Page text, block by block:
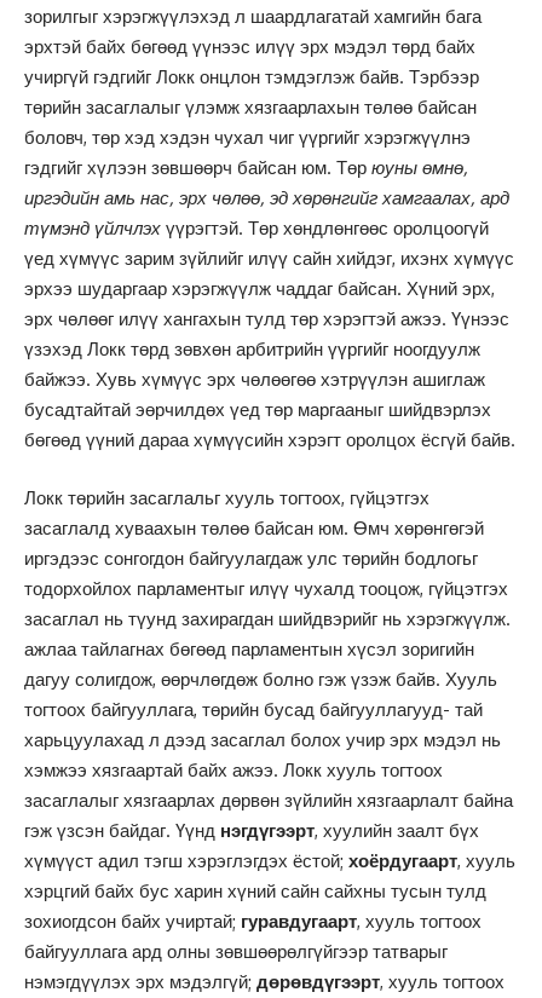
зорилгыг хэрэгжүүлэхэд л шаардлагатай хамгийн бага
эрхтэй байх бөгөөд үүнээс илүү эрх мэдэл төрд байх
учиргүй гэдгийг Локк онцлон тэмдэглэж байв. Тэрбээр
төрийн засаглалыг үлэмж хязгаарлахын төлөө байсан
боловч, төр хэд хэдэн чухал чиг үүргийг хэрэгжүүлнэ
гэдгийг хүлээн зөвшөөрч байсан юм. Төр юуны өмнө,
иргэдийн амь нас, эрх чөлөө, эд хөрөнгийг хамгаалах, ард
түмэнд үйлчлэх үүрэгтэй. Төр хөндлөнгөөс оролцоогүй
үед хүмүүс зарим зүйлийг илүү сайн хийдэг, ихэнх хүмүүс
эрхээ шударгаар хэрэгжүүлж чаддаг байсан. Хүний эрх,
эрх чөлөөг илүү хангахын тулд төр хэрэгтэй ажээ. Үүнээс
үзэхэд Локк төрд зөвхөн арбитрийн үүргийг ноогдуулж
байжээ. Хувь хүмүүс эрх чөлөөгөө хэтрүүлэн ашиглаж
бусадтайтай эөрчилдөх үед төр маргааныг шийдвэрлэх
бөгөөд үүний дараа хүмүүсийн хэрэгт оролцох ёсгүй байв.
Локк төрийн засаглальг хууль тогтоох, гүйцэтгэх
засаглалд хуваахын төлөө байсан юм. Өмч хөрөнгөгэй
иргэдээс сонгогдон байгуулагдаж улс төрийн бодлогьг
тодорхойлох парламентыг илүү чухалд тооцож, гүйцэтгэх
засаглал нь түунд захирагдан шийдвэрийг нь хэрэгжүүлж.
ажлаа тайлагнах бөгөөд парламентын хүсэл зоригийн
дагуу солигдож, өөрчлөгдөж болно гэж үзэж байв. Хууль
тогтоох байгууллага, төрийн бусад байгууллагууд- тай
харьцуулахад л дээд засаглал болох учир эрх мэдэл нь
хэмжээ хязгаартай байх ажээ. Локк хууль тогтоох
засаглалыг хязгаарлах дөрвөн зүйлийн хязгаарлалт байна
гэж үзсэн байдаг. Үүнд нэгдүгээрт, хуулийн заалт бүх
хүмүүст адил тэгш хэрэглэгдэх ёстой; хоёрдугаарт, хууль
хэрцгий байх бус харин хүний сайн сайхны тусын тулд
зохиогдсон байх учиртай; гуравдугаарт, хууль тогтоох
байгууллага ард олны зөвшөөрөлгүйгээр татварыг
нэмэгдүүлэх эрх мэдэлгүй; дөрөвдүгээрт, хууль тогтоох